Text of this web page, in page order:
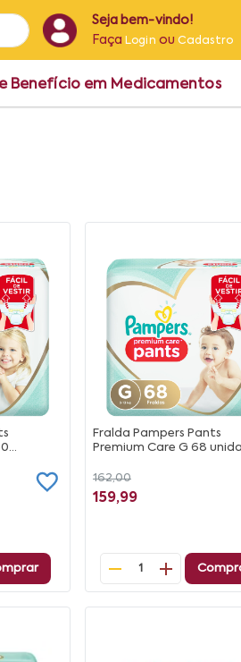
Seja bem-vindo!
Faça Login ouCadastro
Benefício em Medicamentos
Fralda Pampers Pants
Premium Care G 68
162,00
159,99
1